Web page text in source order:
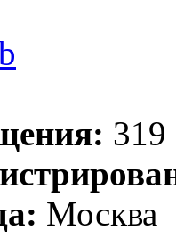
319
Москва